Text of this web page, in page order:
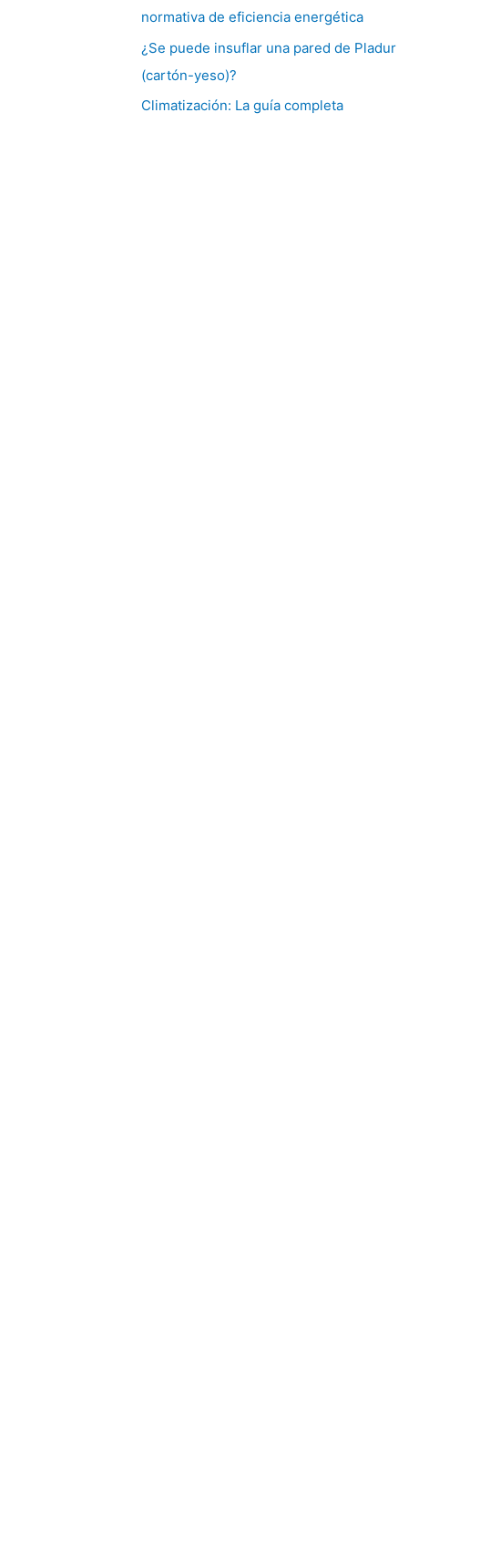
normativa de eficiencia energética
¿Se puede insuflar una pared de Pladur
(cartón-yeso)?
Climatización: La guía completa